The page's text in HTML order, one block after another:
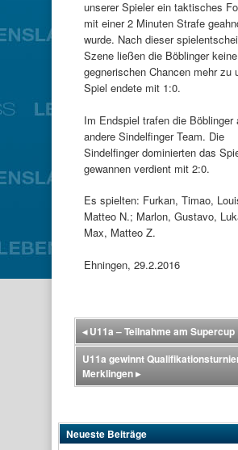
unserer Spieler ein taktisches
mit einer 2 Minuten Strafe
wurde. Nach dieser
Szene ließen die Böblinger keine
gegnerischen Chancen mehr zu
Spiel endete mit 1:0.
Im Endspiel trafen die Böblinger
andere Sindelfinger Team. Die
Sindelfinger dominierten das
gewannen verdient mit 2:0.
Es spielten: Furkan, Timao,
Matteo N.; Marlon, Gustavo,
Max, Matteo Z.
Ehningen, 29.2.2016
◂U11a – Teilnahme am Supercup
U11a gewinnt
Merklingen▸
Neueste Beiträge